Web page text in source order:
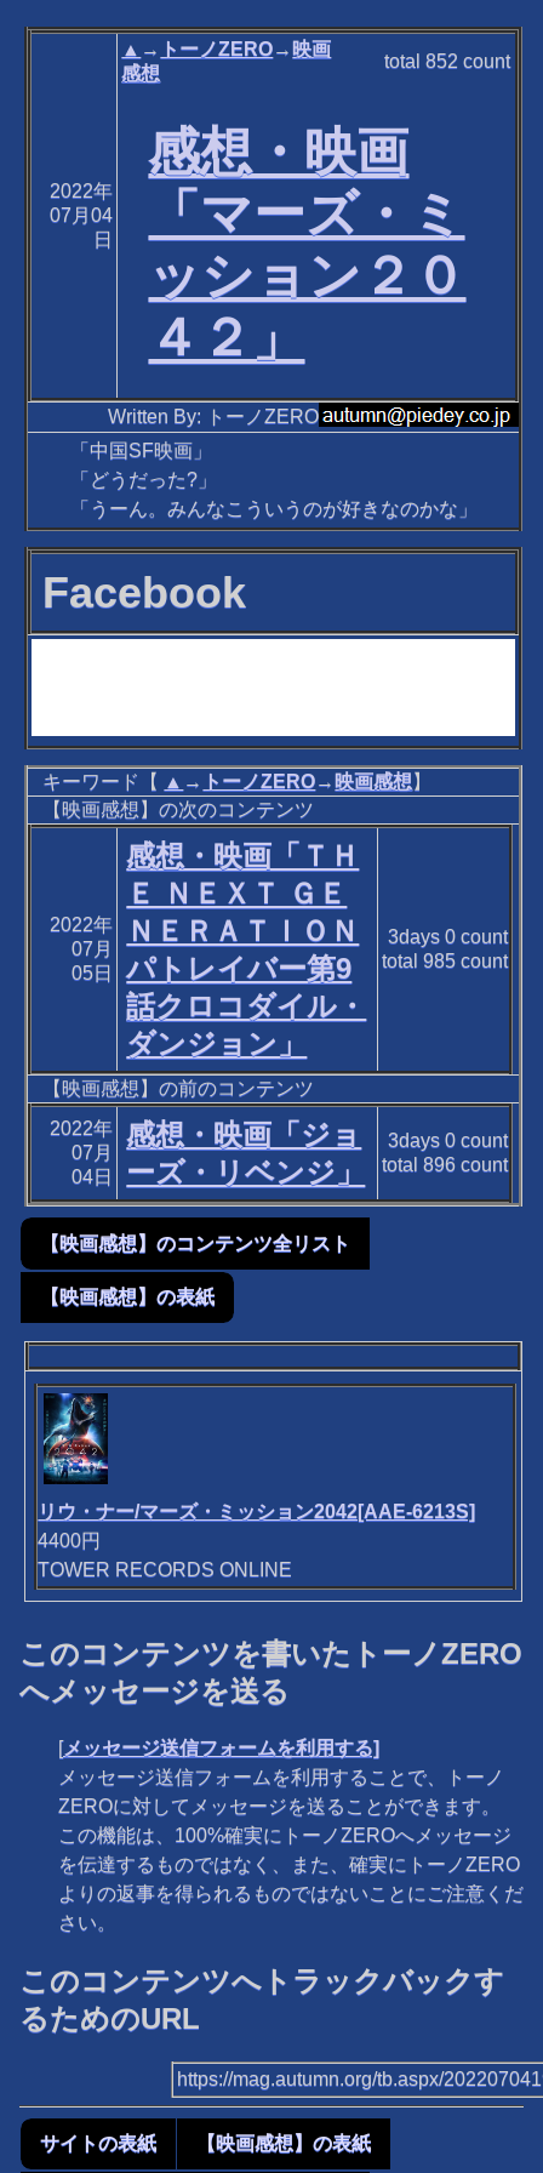
2022年
07月04
日
▲ → トーノZERO→ 映画
感想
total852 count
感想・映画
「マーズ・ミ
ッション２０
４２」
Written By: トーノZERO
「中国SF映画」
「どうだった?」
「うーん。みんなこういうのが好きなのかな」
Facebook
キーワード【 ▲ → トーノZERO→ 映画感想】
【映画感想】の次のコンテンツ
2022年
07月
05日
感想・映画「ＴＨ
Ｅ ＮＥＸＴ ＧＥ
ＮＥＲＡＴＩＯＮ
パトレイバー第9
話クロコダイル・
ダンジョン」
3days 0count
total 985count
【映画感想】の前のコンテンツ
2022年
07月
04日
感想・映画「ジョ
ーズ・リベンジ」
3days 0count
total 896count
【映画感想】のコンテンツ全リスト
【映画感想】の表紙
リウ・ナー/マーズ・ミッション2042[AAE-6213S]
4400円
TOWER RECORDS ONLINE
このコンテンツを書いたトーノZERO
へメッセージを送る
[メッセージ送信フォームを利用する]
メッセージ送信フォームを利用することで、トーノ
ZEROに対してメッセージを送ることができます。
この機能は、100%確実にトーノZEROへメッセージ
を伝達するものではなく、また、確実にトーノZERO
よりの返事を得られるものではないことにご注意くだ
さい。
このコンテンツへトラックバックす
るためのURL
https://mag.autumn.org/tb.aspx/
サイトの表紙 【映画感想】の表紙